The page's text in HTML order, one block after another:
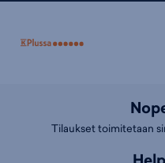
Tilaukset toimitetaan